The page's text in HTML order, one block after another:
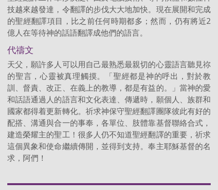
技越來越發達，令翻譯的步伐大大地加快。現在展開和完成
的聖經翻譯項目，比之前任何時期都多；然而，仍有將近2
億人在等待神的話語翻譯成他們的語言。
代禱文
天父，願許多人可以用自己最熟悉最親切的心靈語言聽見祢
的聖言，心靈被真理觸摸。「聖經都是神的呼出，對於教
訓、督責、改正、在義上的教導，都是有益的。」當神的愛
和話語通過人的語言和文化表達、傳遞時，願個人、族群和
國家都得着更新轉化。祈求神保守聖經翻譯團隊彼此有好的
配搭、溝通與合一的事奉，各單位、肢體靠基督聯絡合式，
建造榮耀主的聖工！很多人仍不知道聖經翻譯的重要，祈求
這個異象和使命繼續傳開，並得到支持。奉主耶穌基督的名
求，阿們！